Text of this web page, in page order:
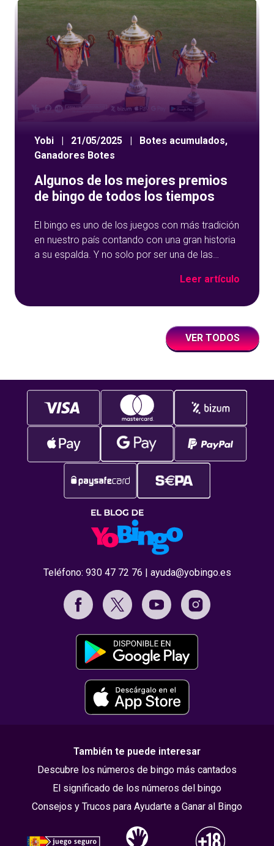
Yobi | 21/05/2025 | Botes acumulados,
Ganadores Botes
Algunos de los mejores premios
de bingo de todos los tiempos
El bingo es uno de los juegos con más tradición
en nuestro país contando con una gran historia
a su espalda. Y no solo por ser una de las
de juegos de tómbola, YoBingo, sino porque es
Leer artículo
VER TODOS
Teléfono: 930 47 72 76 | ayuda@yobingo.es
También te puede interesar
Descubre los números de bingo más cantados
El significado de los números del bingo
Consejos y Trucos para Ayudarte a Ganar al Bingo